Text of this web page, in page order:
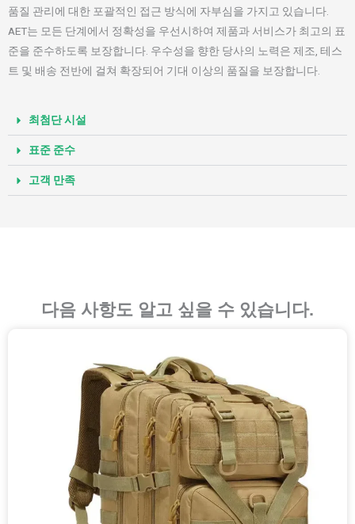
품질 관리에 대한 포괄적인 접근 방식에 자부심을 가지고 있습니다.
AET는 모든 단계에서 정확성을 우선시하여 제품과 서비스가 최고의 표
준을 준수하도록 보장합니다. 우수성을 향한 당사의 노력은 제조, 테스
트 및 배송 전반에 걸쳐 확장되어 기대 이상의 품질을 보장합니다.
최첨단 시설
표준 준수
고객 만족
다음 사항도 알고 싶을 수 있습니다.